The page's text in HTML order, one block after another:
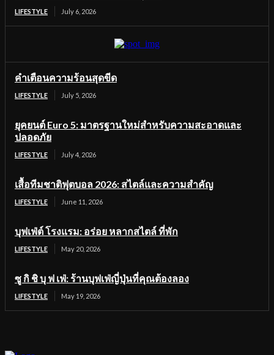
LIFESTYLE July 6, 2026
คำเตือนความร้อนสุดขีด
LIFESTYLE July 5, 2026
ยุคยนต์ Euro 5: มาตรฐานใหม่สำหรับความสะอาดและ
ปลอดภัย
LIFESTYLE July 4, 2026
เสื้อทีมชาติฟุตบอล 2026: สไตล์และความสำคัญ
LIFESTYLE June 11, 2026
บุฟเฟ่ต์ โรงแรม: อร่อย หลากสไตล์ ที่พัก
LIFESTYLE May 20, 2026
ซู กิ ชิ บุ ฟ เฟ่: ร้านบุฟเฟ่ญี่ปุ่นที่คุณต้องลอง
LIFESTYLE May 19, 2026